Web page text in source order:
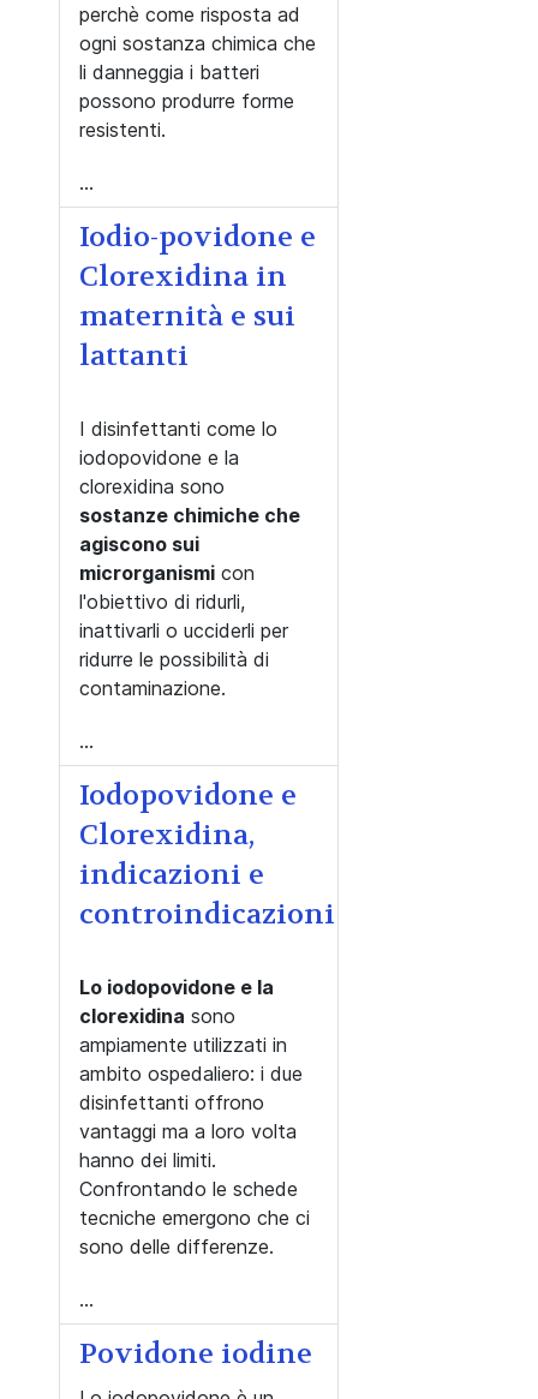
perchè come risposta ad
ogni sostanza chimica che
li danneggia i batteri
possono produrre forme
resistenti.
...
Iodio-povidone e
Clorexidina in
maternità e sui
lattanti
I disinfettanti come lo
iodopovidone e la
clorexidina sono
sostanze chimiche che
agiscono sui
microrganismi con
l'obiettivo di ridurli,
inattivarli o ucciderli per
ridurre le possibilità di
contaminazione.
...
Iodopovidone e
Clorexidina,
indicazioni e
controindicazioni
Lo iodopovidone e la
clorexidina sono
ampiamente utilizzati in
ambito ospedaliero: i due
disinfettanti offrono
vantaggi ma a loro volta
hanno dei limiti.
Confrontando le schede
tecniche emergono che ci
sono delle differenze.
...
Povidone iodine